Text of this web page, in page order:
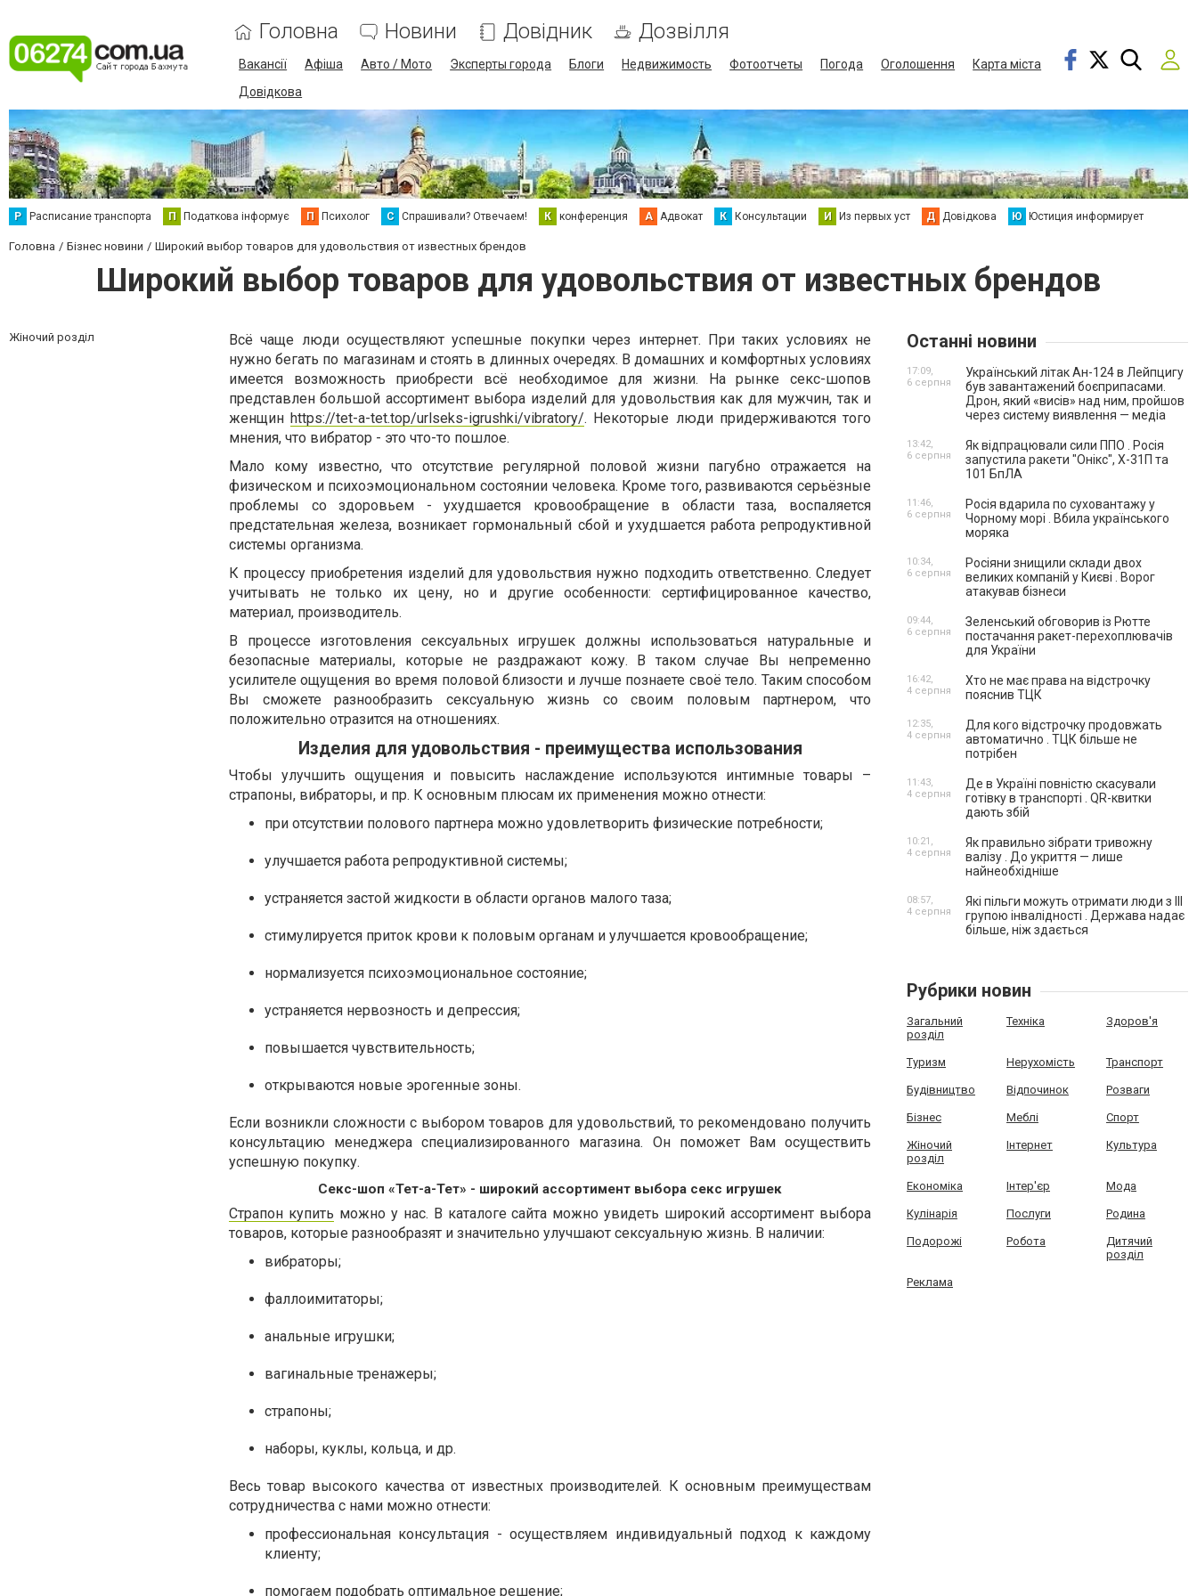
Головна Новини Довідник Дозвілля
Вакансії Афіша Авто / Мото Эксперты города Блоги Недвижимость Фотоотчеты Погода Оголошення
Карта міста
Довідкова
Р Расписание транспорта П Податкова інформує П Психолог С Спрашивали? Отвечаем! К конференция А Адвокат К Консультации И Из первых уст Д Довідкова Ю Юстиция информирует
Головна Бізнес новини Широкий выбор товаров для удовольствия от известных брендов
Широкий выбор товаров для удовольствия от известных брендов
Жіночий розділ
Всё чаще люди осуществляют успешные покупки через интернет. При таких условиях не
нужно бегать по магазинам и стоять в длинных очередях. В домашних и комфортных условиях
имеется возможность приобрести всё необходимое для жизни. На рынке секс-шопов
представлен большой ассортимент выбора изделий для удовольствия как для мужчин, так и
женщинhttps://tet-a-tet.top/urlseks-igrushki/vibratory/. Некоторые люди придерживаются того
мнения, что вибратор - это что-то пошлое.
Мало кому известно, что отсутствие регулярной половой жизни пагубно отражается на
физическом и психоэмоциональном состоянии человека. Кроме того, развиваются серьёзные
проблемы со здоровьем - ухудшается кровообращение в области таза, воспаляется
предстательная железа, возникает гормональный сбой и ухудшается работа репродуктивной
системы организма.
К процессу приобретения изделий для удовольствия нужно подходить ответственно. Следует
учитывать не только их цену, но и другие особенности: сертифицированное качество,
материал, производитель.
В процессе изготовления сексуальных игрушек должны использоваться натуральные и
безопасные материалы, которые не раздражают кожу. В таком случае Вы непременно
усилителе ощущения во время половой близости и лучше познаете своё тело. Таким способом
Вы сможете разнообразить сексуальную жизнь со своим половым партнером, что
положительно отразится на отношениях.
Изделия для удовольствия - преимущества использования
Чтобы улучшить ощущения и повысить наслаждение используются интимные товары –
страпоны, вибраторы, и пр. К основным плюсам их применения можно отнести:
при отсутствии полового партнера можно удовлетворить физические потребности;
улучшается работа репродуктивной системы;
устраняется застой жидкости в области органов малого таза;
стимулируется приток крови к половым органам и улучшается кровообращение;
нормализуется психоэмоциональное состояние;
устраняется нервозность и депрессия;
повышается чувствительность;
открываются новые эрогенные зоны.
Если возникли сложности с выбором товаров для удовольствий, то рекомендовано получить
консультацию менеджера специализированного магазина. Он поможет Вам осуществить
успешную покупку.
Секс-шоп «Тет-а-Тет» - широкий ассортимент выбора секс игрушек
Страпон купить можно у нас. В каталоге сайта можно увидеть широкий ассортимент выбора
товаров, которые разнообразят и значительно улучшают сексуальную жизнь. В наличии:
вибраторы;
фаллоимитаторы;
анальные игрушки;
вагинальные тренажеры;
страпоны;
наборы, куклы, кольца, и др.
Весь товар высокого качества от известных производителей. К основным преимуществам
сотрудничества с нами можно отнести:
профессиональная консультация - осуществляем индивидуальный подход к каждому
клиенту;
помогаем подобрать оптимальное решение;
Останні новини
Український літак Ан-124 в Лейпцигу
був завантажений боєприпасами.
Дрон, який «висів» над ним, пройшов
через систему виявлення — медіа
17:09,
6 серпня
Як відпрацювали сили ППО . Росія
запустила ракети "Онікс", Х-31П та
101 БпЛА
13:42,
6 серпня
Росія вдарила по суховантажу у
Чорному морі . Вбила українського
моряка
11:46,
6 серпня
Росіяни знищили склади двох
великих компаній у Києві . Ворог
атакував бізнеси
10:34,
6 серпня
Зеленський обговорив із Рютте
постачання ракет-перехоплювачів
для України
09:44,
6 серпня
Хто не має права на відстрочку
пояснив ТЦК
16:42,
4 серпня
Для кого відстрочку продовжать
автоматично . ТЦК більше не
потрібен
12:35,
4 серпня
Де в Україні повністю скасували
готівку в транспорті . QR-квитки
дають збій
11:43,
4 серпня
Як правильно зібрати тривожну
валізу . До укриття — лише
найнеобхідніше
10:21,
4 серпня
Які пільги можуть отримати люди з III
групою інвалідності . Держава надає
більше, ніж здається
08:57,
4 серпня
Рубрики новин
Загальний
розділ
Техніка Здоров'я
Туризм Нерухомість Транспорт
Будівництво Відпочинок Розваги
Бізнес Меблі Спорт
Жіночий
розділ
Інтернет Культура
Економіка Інтер'єр Мода
Кулінарія Послуги Родина
Подорожі Робота
Дитячий
розділ
Реклама